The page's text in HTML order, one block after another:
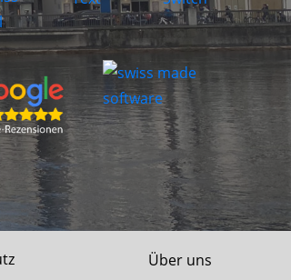
Über uns